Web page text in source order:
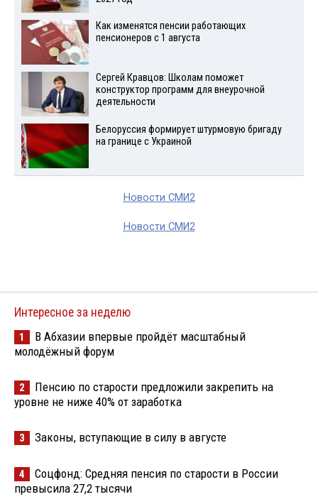
Как изменятся пенсии работающих
пенсионеров с 1 августа
Сергей Кравцов: Школам поможет
конструктор программ для внеурочной
деятельности
Белоруссия формирует штурмовую бригаду
на границе с Украиной
Новости СМИ2
Новости СМИ2
Интересное за неделю
1
В Абхазии впервые пройдёт масштабный
молодёжный форум
2
Пенсию по старости предложили закрепить на
уровне не ниже 40% от заработка
3 Законы, вступающие в силу в августе
4
Соцфонд: Средняя пенсия по старости в России
превысила 27,2 тысячи